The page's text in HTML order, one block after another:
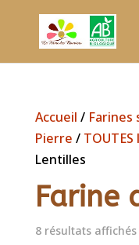
Accueil / Farines
Pierre /
Lentilles
Farine
8 résultats affichés